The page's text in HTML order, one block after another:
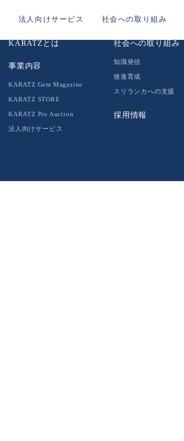
法人向けサービス 社会への取り組み
KARATZとは
事業内容
KARATZ Gem Magazine
KARATZ STORE
KARATZ Pro Auction
法人向けサービス
社会への取り組み
知識発信
後進育成
スリランカへの支援
採用情報